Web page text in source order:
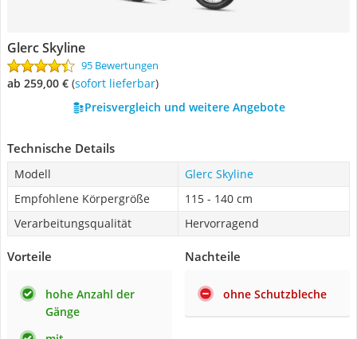
Glerc Skyline
95 Bewertungen
ab 259,00 € ( Sofort lieferbar)
Preisvergleich und weitere Angebote
Technische Details
Modell
Glerc Skyline
Empfohlene Körpergröße
115 - 140 cm
Verarbeitungsqualität
Hervorragend
Vorteile
hohe Anzahl der
Gänge
Nachteile
ohne Schutzbleche